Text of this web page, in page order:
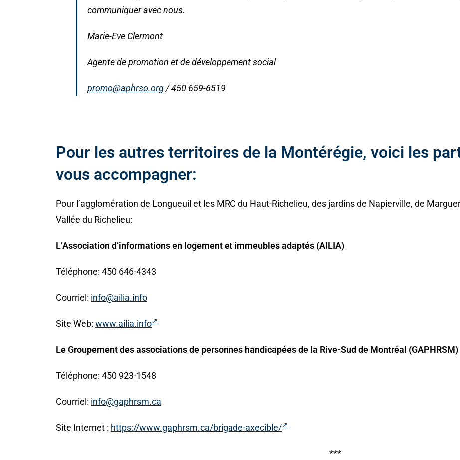
communiquer avec nous.
Marie-Eve Clermont
Agente de promotion et de développement social
promo@aphrso.org/ 450 659-6519
Pour les autres territoires de la Montérégie, voici les
vous accompagner:
Pour l’agglomération de Longueuil et les MRC du Haut-Richelieu, des jardins de Napierville, de
Vallée du Richelieu:
L’Association d’informations en logement et immeubles adaptés (AILIA)
Téléphone: 450 646-4343
Courriel: info@ailia.info
Site Web: www.ailia.info
Le Groupement des associations de personnes handicapées de la Rive-Sud de Montréal (GAPHRSM)
Téléphone: 450 923-1548
Courriel: info@gaphrsm.ca
Site Internet : https://www.gaphrsm.ca/brigade-axecible/
***